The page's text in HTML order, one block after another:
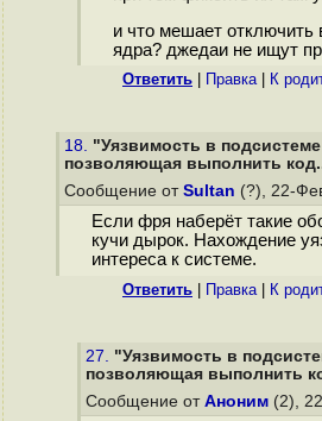
и что мешает отключить
ядра? джедаи не ищут
Ответить Правка| К
18. "Уязвимость в
позволяющая выполнить
Сообщение от Sultan (?), 22-
Если фря наберёт такие
кучи дырок. Нахождение
интереса к системе.
Ответить Правка| К
27. "Уязвимость в
позволяющая выполнить
Сообщение от Аноним (2),